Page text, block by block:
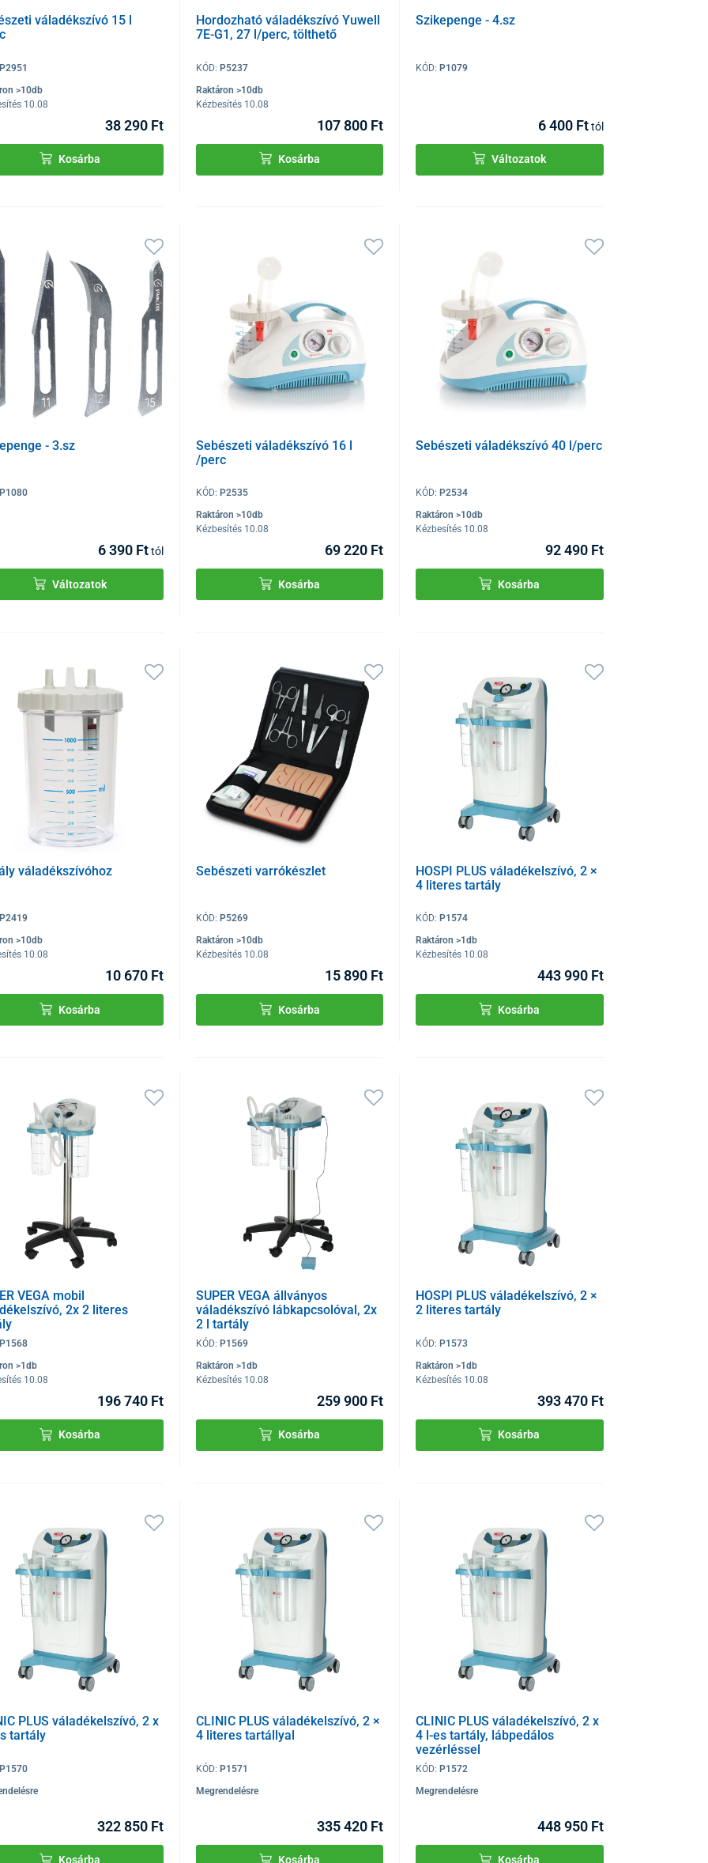
váladékszívó 15 l
P2951
>10db
10.08
38 290 Ft
Kosárba
Hordozható váladékszívó Yuwell
7E-G1, 27 l/perc, tölthető
KÓD: P5237
Raktáron >10db
Kézbesítés 10.08
107 800 Ft
Kosárba
Szikepenge - 4.sz
KÓD:P1079
6 400 Ft tól
Változatok
- 3.sz
P1080
6 390 Fttól
Változatok
Sebészeti váladékszívó 16 l
/perc
KÓD: P2535
Raktáron >10db
Kézbesítés 10.08
69 220 Ft
Kosárba
Sebészeti váladékszívó 40 l/perc
KÓD: P2534
Raktáron >10db
Kézbesítés 10.08
92 490 Ft
Kosárba
váladékszívóhoz
P2419
>10db
10.08
10 670 Ft
Kosárba
Sebészeti varrókészlet
KÓD: P5269
Raktáron >10db
Kézbesítés 10.08
15 890 Ft
Kosárba
HOSPI PLUS váladékelszívó, 2 ×
4 literes tartály
KÓD: P1574
Raktáron >1db
Kézbesítés 10.08
443 990 Ft
Kosárba
VEGA mobil
2x 2 literes
P1568
>1db
10.08
196 740 Ft
Kosárba
SUPER VEGA állványos
váladékszívó lábkapcsolóval, 2x
2 l tartály
KÓD: P1569
Raktáron >1db
Kézbesítés 10.08
259 900 Ft
Kosárba
HOSPI PLUS váladékelszívó, 2 ×
2 literes tartály
KÓD: P1573
Raktáron >1db
Kézbesítés 10.08
393 470 Ft
Kosárba
PLUS váladékelszívó, 2 x
tartály
P1570
322 850 Ft
Kosárba
CLINIC PLUS váladékelszívó, 2 ×
4 literes tartállyal
KÓD: P1571
Megrendelésre
335 420 Ft
Kosárba
CLINIC PLUS váladékelszívó, 2 x
4 l-es tartály, lábpedálos
vezérléssel
KÓD:P1572
Megrendelésre
448 950 Ft
Kosárba